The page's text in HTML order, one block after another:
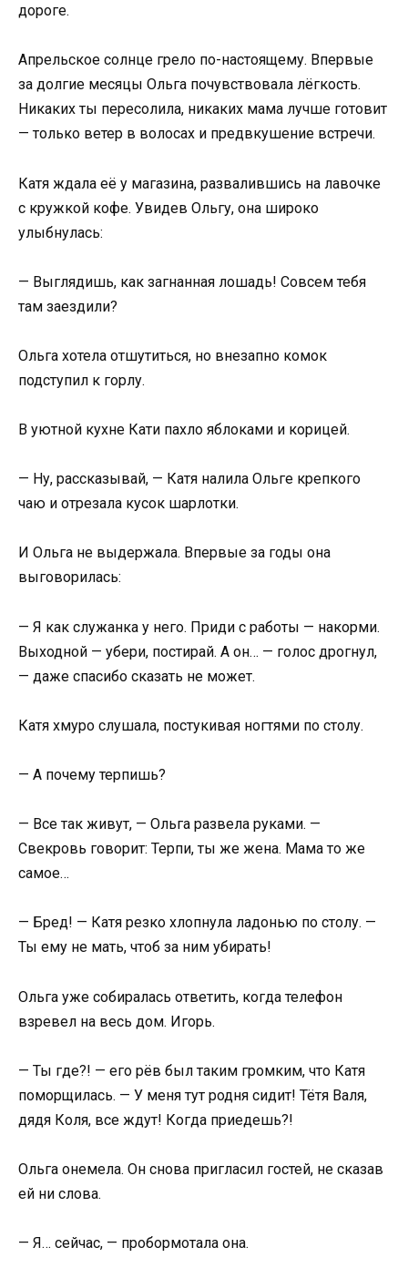
дороге.
Апрельское солнце грело по-настоящему. Впервые
за долгие месяцы Ольга почувствовала лёгкость.
Никаких ты пересолила, никаких мама лучше готовит
— только ветер в волосах и предвкушение встречи.
Катя ждала её у магазина, развалившись на лавочке
с кружкой кофе. Увидев Ольгу, она широко
улыбнулась:
— Выглядишь, как загнанная лошадь! Совсем тебя
там заездили?
Ольга хотела отшутиться, но внезапно комок
подступил к горлу.
В уютной кухне Кати пахло яблоками и корицей.
— Ну, рассказывай, — Катя налила Ольге крепкого
чаю и отрезала кусок шарлотки.
И Ольга не выдержала. Впервые за годы она
выговорилась:
— Я как служанка у него. Приди с работы — накорми.
Выходной — убери, постирай. А он… — голос дрогнул,
— даже спасибо сказать не может.
Катя хмуро слушала, постукивая ногтями по столу.
— А почему терпишь?
— Все так живут, — Ольга развела руками. —
Свекровь говорит: Терпи, ты же жена. Мама то же
самое…
— Бред! — Катя резко хлопнула ладонью по столу. —
Ты ему не мать, чтоб за ним убирать!
Ольга уже собиралась ответить, когда телефон
взревел на весь дом. Игорь.
— Ты где?! — его рёв был таким громким, что Катя
поморщилась. — У меня тут родня сидит! Тётя Валя,
дядя Коля, все ждут! Когда приедешь?!
Ольга онемела. Он снова пригласил гостей, не сказав
ей ни слова.
— Я… сейчас, — пробормотала она.